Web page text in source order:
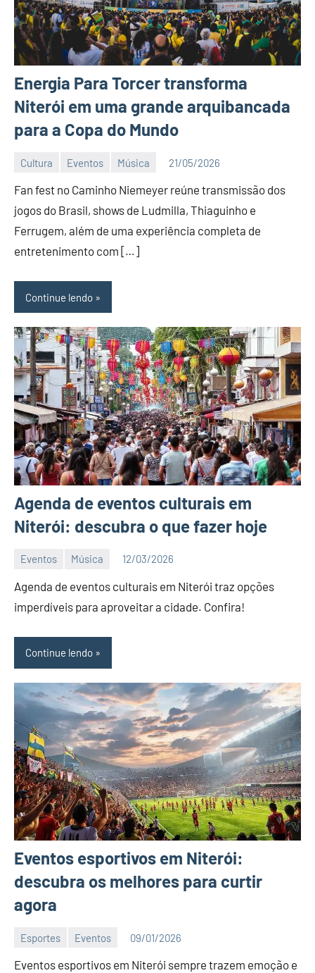
Energia Para Torcer transforma
Niterói em uma grande arquibancada
para a Copa do Mundo
Cultura Eventos Música 21/05/2026
DN
Fan fest no Caminho Niemeyer reúne transmissão dos
jogos do Brasil, shows de Ludmilla, Thiaguinho e
Ferrugem, além de uma experiência completa de
entretenimento com […]
Continue lendo
Agenda de eventos culturais em
Niterói: descubra o que fazer hoje
Eventos Música 12/03/2026
DN
Agenda de eventos culturais em Niterói traz opções
imperdíveis para aproveitar a cidade. Confira!
Continue lendo
Eventos esportivos em Niterói:
descubra os melhores para curtir
agora
Esportes Eventos 09/01/2026
Editor
DN
Eventos esportivos em Niterói sempre trazem emoção e